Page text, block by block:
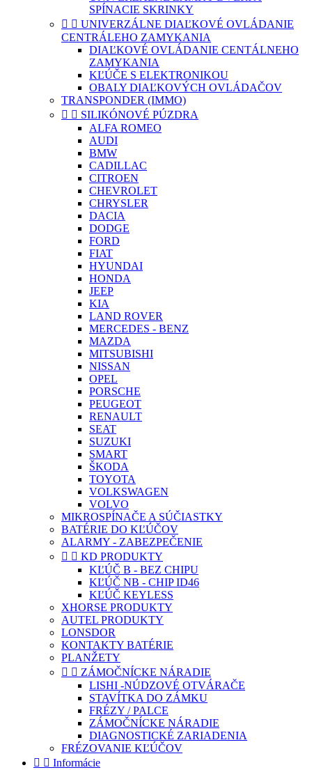
SPÍNACIE SKRINKY
  UNIVERZÁLNE DIAĽKOVÉ OVLÁDANIE
CENTRÁLEHO ZAMYKANIA
DIAĽKOVÉ OVLÁDANIE CENTÁLNEHO
ZAMYKANIA
KĽÚČE S ELEKTRONIKOU
OBALY DIAĽKOVÝCH OVLÁDAČOV
TRANSPONDER (IMMO)
  SILIKÓNOVÉ PÚZDRA
ALFA ROMEO
AUDI
BMW
CADILLAC
CITROEN
CHEVROLET
CHRYSLER
DACIA
DODGE
FORD
FIAT
HYUNDAI
HONDA
JEEP
KIA
LAND ROVER
MERCEDES - BENZ
MAZDA
MITSUBISHI
NISSAN
OPEL
PORSCHE
PEUGEOT
RENAULT
SEAT
SUZUKI
SMART
ŠKODA
TOYOTA
VOLKSWAGEN
VOLVO
MIKROSPÍNAČE A SÚČIASTKY
BATÉRIE DO KĽÚČOV
ALARMY - ZABEZPEČENIE
  KD PRODUKTY
KĽÚČ B - BEZ CHIPU
KĽÚČ NB - CHIP ID46
KĽÚČ KEYLESS
XHORSE PRODUKTY
AUTEL PRODUKTY
LONSDOR
KONTAKTY BATÉRIE
PLANŽETY
  ZÁMOČNÍCKE NÁRADIE
LISHI -NÚDZOVÉ OTVÁRAČE
STAVÍTKA DO ZÁMKU
FRÉZY / PALCE
ZÁMOČNÍCKE NÁRADIE
DIAGNOSTICKÉ ZARIADENIA
FRÉZOVANIE KĽÚČOV
  Informácie